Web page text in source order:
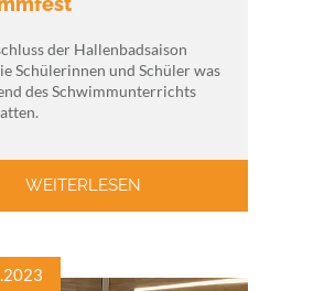
der Hallenbadsaison
Schülerinnen und Schüler was
des Schwimmunterrichts
WEITERLESEN